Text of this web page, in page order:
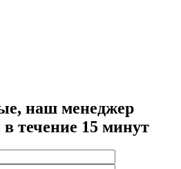
наш менеджер
течение 15 минут